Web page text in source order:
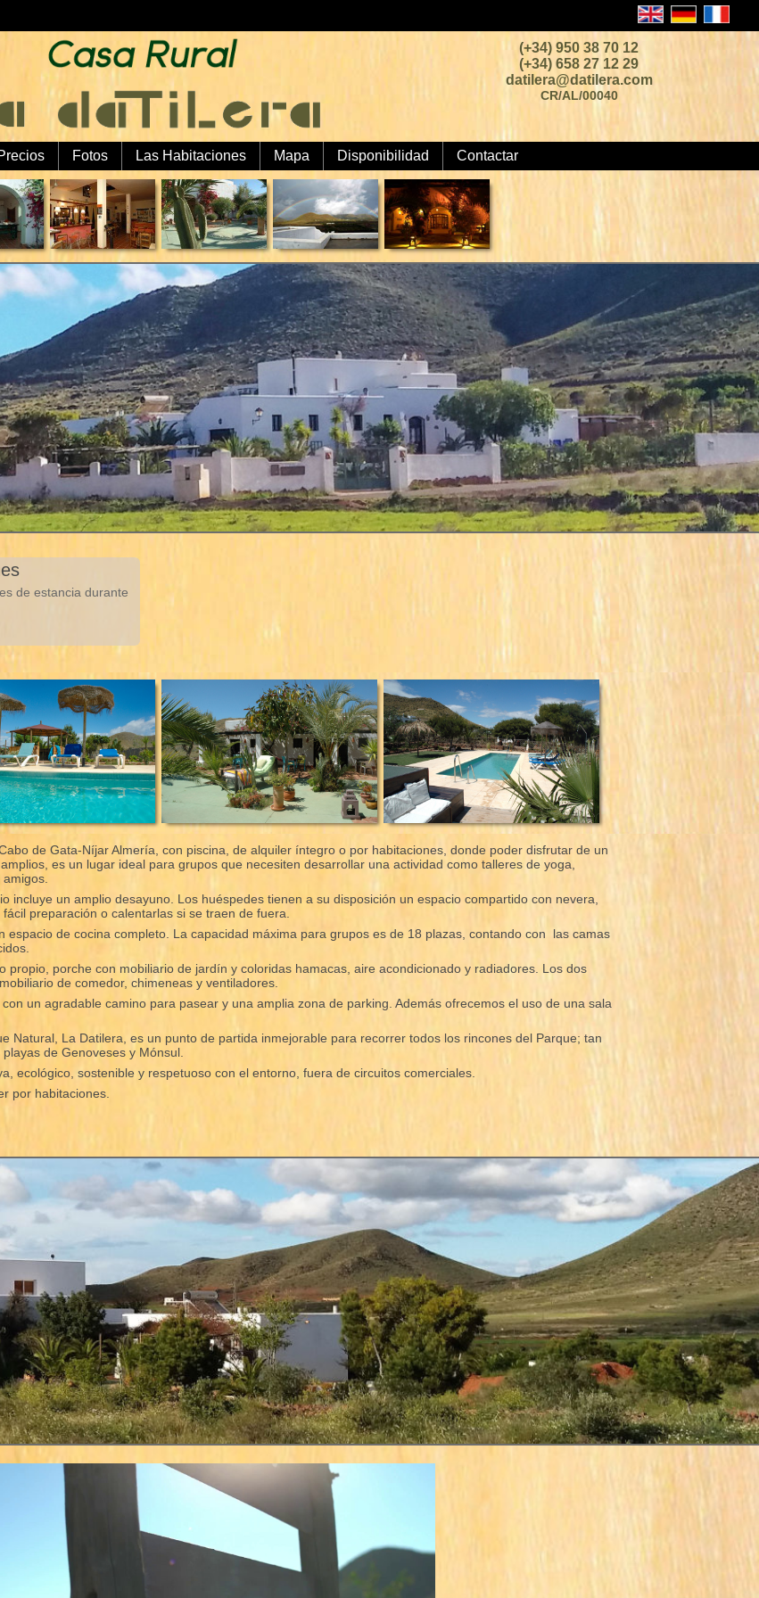
(+34) 950 38 70 12
(+34) 658 27 12 29
datilera@datilera.com
CR/AL/00040
Fotos Las Habitaciones Mapa Disponibilidad Contactar
de estancia durante
de Gata-Níjar Almería, con piscina, de alquiler íntegro o por habitaciones, donde poder disfrutar de un
es un lugar ideal para grupos que necesiten desarrollar una actividad como talleres de yoga,
incluye un amplio desayuno. Los huéspedes tienen a su disposición un espacio compartido con nevera,
preparación o calentarlas si se traen de fuera.
espacio de cocina completo. La capacidad máxima para grupos es de 18 plazas, contando con las camas
propio, porche con mobiliario de jardín y coloridas hamacas, aire acondicionado y radiadores. Los dos
de comedor, chimeneas y ventiladores.
un agradable camino para pasear y una amplia zona de parking. Además ofrecemos el uso de una sala
Natural, La Datilera, es un punto de partida inmejorable para recorrer todos los rincones del Parque; tan
de Genoveses y Mónsul.
ecológico, sostenible y respetuoso con el entorno, fuera de circuitos comerciales.
por habitaciones.